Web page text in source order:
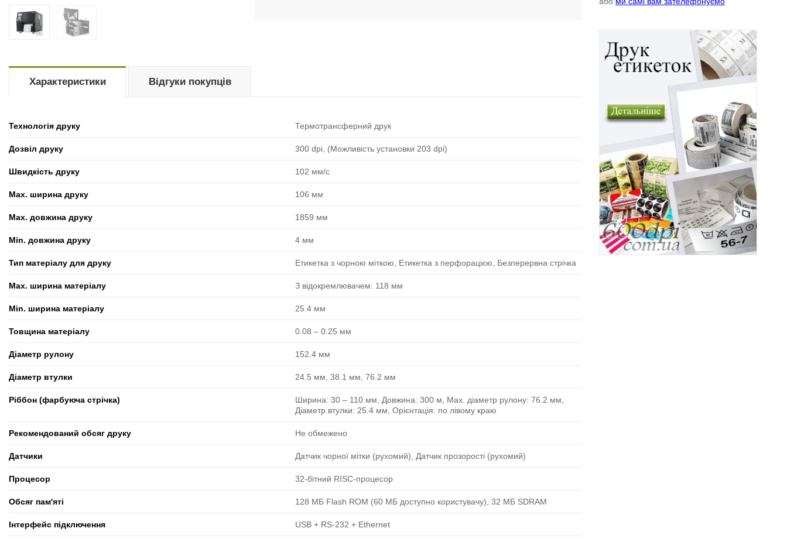
Характеристики
Технологія друку Термотрансферний друк
Дозвіл друку 300 dpi, (Можливість установки 203 dpi)
Швидкість друку 102 мм/с
Max. ширина друку 106 мм
Max. довжина друку 1859 мм
Min. довжина друку 4 мм
Тип матеріалу для друку Етикетка з чорною міткою, Етикетка з перфорацією, Безперервна стрічка
Max. ширина матеріалу З відокремлювачем: 118 мм
Min. ширина матеріалу 25.4 мм
Товщина матеріалу 0.08 ‒ 0.25 мм
Діаметр рулону 152.4 мм
Діаметр втулки 24.5 мм, 38.1 мм, 76.2 мм
Ріббон (фарбуюча стрічка)
Ширина: 30 ‒ 110 мм, Довжина: 300 м, Max. діаметр рулону: 76.2 мм,
Діаметр втулки: 25.4 мм, Орієнтація: по лівому краю
Рекомендований обсяг друку Не обмежено
Датчики Датчик чорної мітки (рухомий), Датчик прозорості (рухомий)
Процесор 32-бітний RISC-процесор
Обсяг пам'яті 128 МБ Flash ROM (60 МБ доступно користувачу), 32 МБ SDRAM
Інтерфейс підключення USB + RS-232 + Ethernet
Відгуки покупців